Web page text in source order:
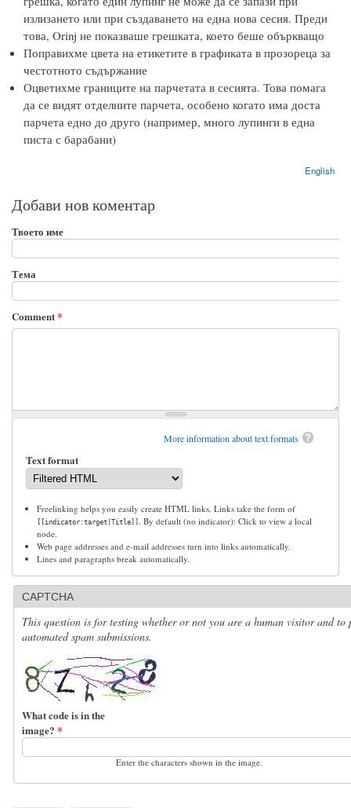
излизането или при създаването на една нова сесия. Преди
това, Orinj не показваше грешката, което беше объркващо
Поправихме цвета на етикетите в графиката в прозореца за
честотното съдържание
Оцветихме границите на парчетата в сесията. Това помага
да се видят отделните парчета, особено когато има доста
парчета едно до друго (например, много лупинги в една
писта с барабани)
English
Добави нов коментар
Твоето име
Тема
Comment*
More information about text formats
Text format
Freelinking helps you easily create HTML links. Links take the form of
[[indicator:target|Title]]
. By default (no indicator): Click to view a local
node.
Web page addresses and e-mail addresses turn into links automatically.
Lines and paragraphs break automatically.
CAPTCHA
This question is for testing whether or not you are a human visitor and to
automated spam submissions.
What code is in the
image? *
Enter the characters shown in the image.